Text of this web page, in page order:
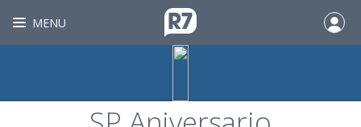
MENU